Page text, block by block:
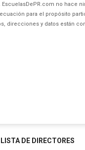
no hace
para el propósito
direcciones y datos están
LISTA DE DIRECTORES